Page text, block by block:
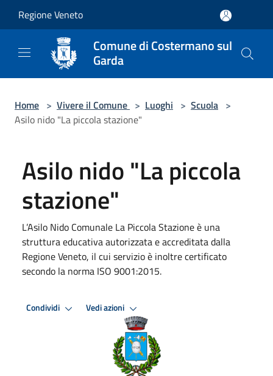
Regione Veneto
Comune di Costermano sul
Garda
Home > Vivere il Comune > Luoghi > Scuola >
Asilo nido "La piccola stazione"
Asilo nido "La piccola
stazione"
L’Asilo Nido Comunale La Piccola Stazione è una
struttura educativa autorizzata e accreditata dalla
Regione Veneto, il cui servizio è inoltre certificato
secondo la norma ISO 9001:2015.
Condividi Vedi azioni